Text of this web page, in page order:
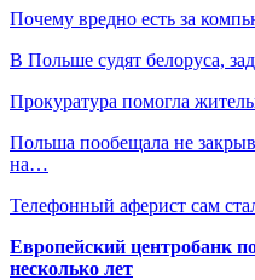
Почему вредно есть за
В Польше судят белоруса,
Прокуратура помогла
Польша пообещала не
на…
Телефонный аферист сам
Европейский центробанк
несколько лет